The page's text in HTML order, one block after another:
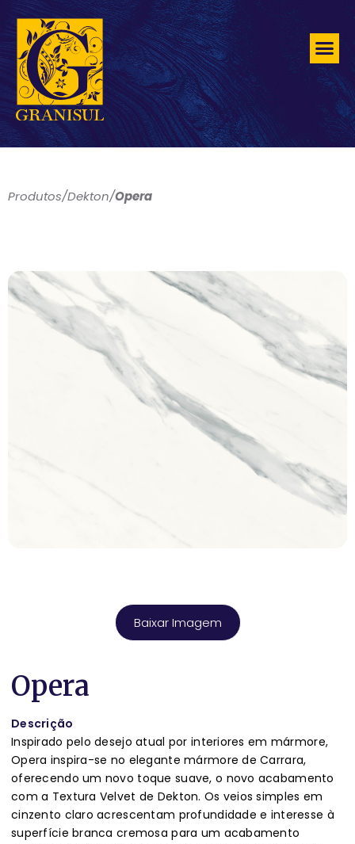
Produtos/Dekton/Opera
Baixar Imagem
Opera
Descrição
Inspirado pelo desejo atual por interiores em mármore,
Opera inspira-se no elegante mármore de Carrara,
oferecendo um novo toque suave, o novo acabamento
com a Textura Velvet de Dekton. Os veios simples em
cinzento claro acrescentam profundidade e interesse à
superfície branca cremosa para um acabamento